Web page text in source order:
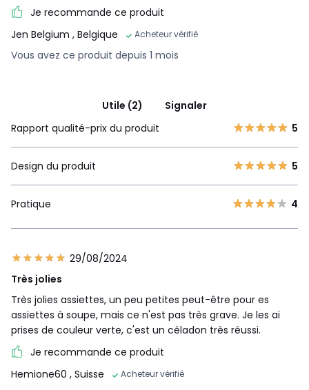
Je recommande ce produit
Jen Belgium , Belgique Acheteur vérifié
Vous avez ce produit depuis 1 mois
Utile (2)
Signaler
Rapport qualité-prix du produit
5
Design du produit 5
Pratique 4
29/08/2024
Très jolies
Très jolies assiettes, un peu petites peut-être pour es
assiettes à soupe, mais ce n'est pas très grave. Je les ai
prises de couleur verte, c'est un céladon très réussi.
Je recommande ce produit
Hemione60 , Suisse Acheteur vérifié